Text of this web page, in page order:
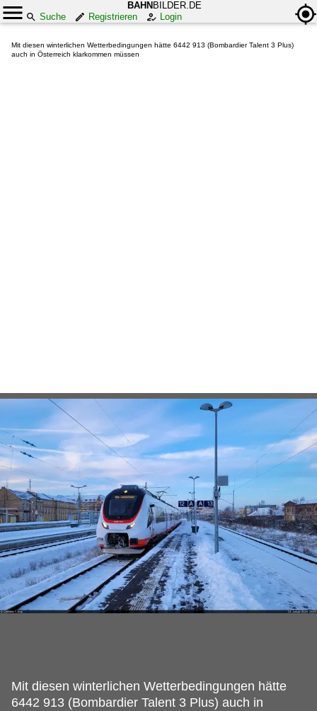
BAHN BILDER.DE
Suche
Registrieren Login
Mit diesen winterlichen Wetterbedingungen hätte 6442 913 (Bombardier Talent 3 Plus)
auch in Österreich klarkommen müssen
Mit diesen winterlichen Wetterbedingungen hätte
6442 913 (Bombardier Talent 3 Plus) auch in